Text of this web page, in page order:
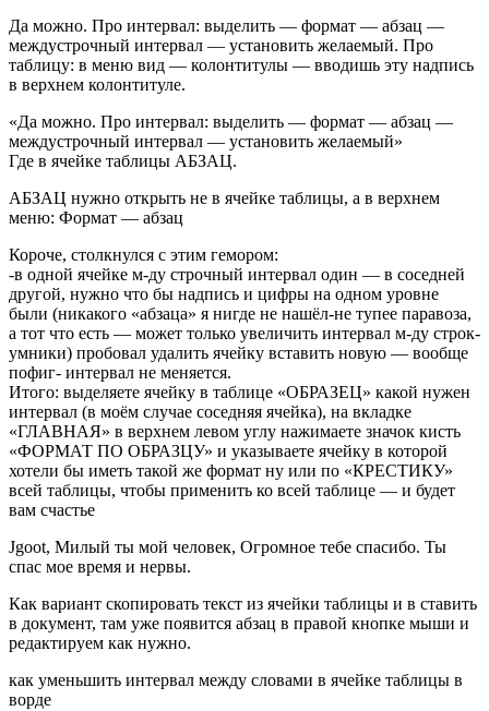
Да можно. Про интервал: выделить — формат — абзац —
междустрочный интервал — установить желаемый. Про
таблицу: в меню вид — колонтитулы — вводишь эту надпись
в верхнем колонтитуле.
«Да можно. Про интервал: выделить — формат — абзац —
междустрочный интервал — установить желаемый»
Где в ячейке таблицы АБЗАЦ.
АБЗАЦ нужно открыть не в ячейке таблицы, а в верхнем
меню: Формат — абзац
Короче, столкнулся с этим гемором:
-в одной ячейке м-ду строчный интервал один — в соседней
другой, нужно что бы надпись и цифры на одном уровне
были (никакого «абзаца» я нигде не нашёл-не тупее паравоза,
а тот что есть — может только увеличить интервал м-ду строк-
умники) пробовал удалить ячейку вставить новую — вообще
пофиг- интервал не меняется.
Итого: выделяете ячейку в таблице «ОБРАЗЕЦ» какой нужен
интервал (в моём случае соседняя ячейка), на вкладке
«ГЛАВНАЯ» в верхнем левом углу нажимаете значок кисть
«ФОРМАТ ПО ОБРАЗЦУ» и указываете ячейку в которой
хотели бы иметь такой же формат ну или по «КРЕСТИКУ»
всей таблицы, чтобы применить ко всей таблице — и будет
вам счастье
Jgoot, Милый ты мой человек, Огромное тебе спасибо. Ты
спас мое время и нервы.
Как вариант скопировать текст из ячейки таблицы и в ставить
в документ, там уже появится абзац в правой кнопке мыши и
редактируем как нужно.
как уменьшить интервал между словами в ячейке таблицы в
ворде